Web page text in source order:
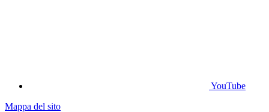
YouTube
Mappa del sito